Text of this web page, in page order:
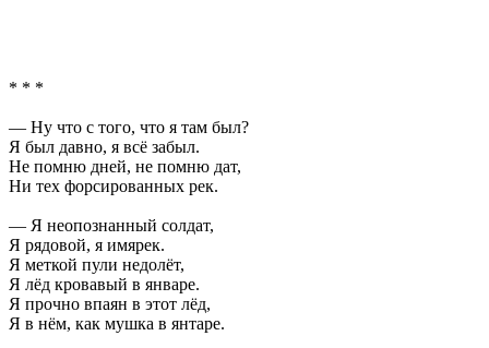
* * *
— Ну что с того, что я там был?
Я был давно, я всё забыл.
Не помню дней, не помню дат,
Ни тех форсированных рек.
— Я неопознанный солдат,
Я рядовой, я имярек.
Я меткой пули недолёт,
Я лёд кровавый в январе.
Я прочно впаян в этот лёд,
Я в нём, как мушка в янтаре.